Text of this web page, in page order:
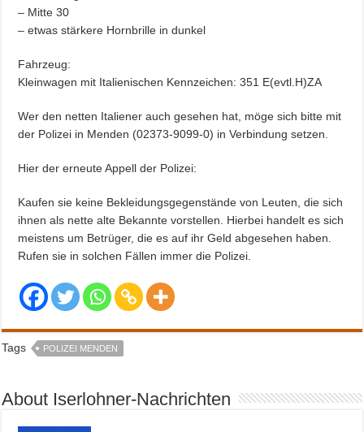
– Mitte 30
– etwas stärkere Hornbrille in dunkel
Fahrzeug:
Kleinwagen mit Italienischen Kennzeichen: 351 E(evtl.H)ZA
Wer den netten Italiener auch gesehen hat, möge sich bitte mit
der Polizei in Menden (02373-9099-0) in Verbindung setzen.
Hier der erneute Appell der Polizei:
Kaufen sie keine Bekleidungsgegenstände von Leuten, die sich
ihnen als nette alte Bekannte vorstellen. Hierbei handelt es sich
meistens um Betrüger, die es auf ihr Geld abgesehen haben.
Rufen sie in solchen Fällen immer die Polizei.
Tags POLIZEI MENDEN
About Iserlohner-Nachrichten